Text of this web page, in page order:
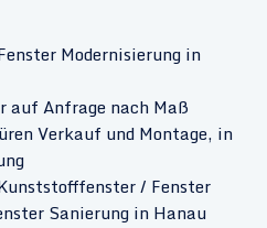
Modernisierung in
Anfrage nach Maß
Verkauf und Montage, in
/ Fenster
Sanierung in Hanau